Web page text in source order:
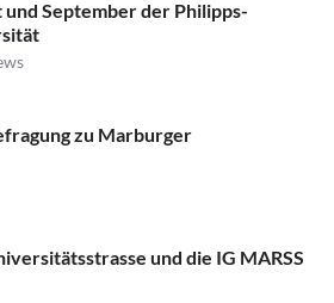
und September der Philipps-
zu Marburger
und die IG MARSS